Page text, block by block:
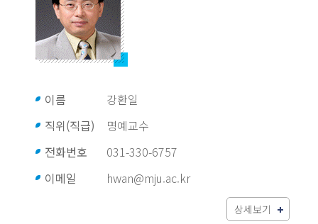
이름
강환일
직위(직급)
명예교수
전화번호
031-330-6757
이메일
hwan@mju.ac.kr
상세보기